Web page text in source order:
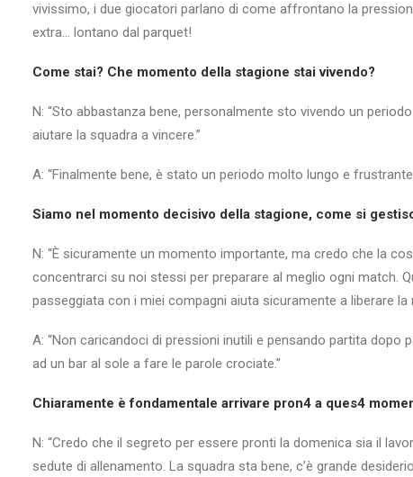
vivissimo, i due giocatori parlano di come affrontano la
extra… lontano dal parquet!
Come stai? Che momento della stagione stai vivendo?
N: “Sto abbastanza bene, personalmente sto vivendo un
aiutare la squadra a vincere.”
A: “Finalmente bene, è stato un periodo molto lungo e
Siamo nel momento decisivo della stagione, come si
N: “È sicuramente un momento importante, ma credo che la
concentrarci su noi stessi per preparare al meglio ogni match.
passeggiata con i miei compagni aiuta sicuramente a liberare la
A: “Non caricandoci di pressioni inutili e pensando partita
ad un bar al sole a fare le parole crociate.”
Chiaramente è fondamentale arrivare pron4 a ques4
N: “Credo che il segreto per essere pronti la domenica sia il
sedute di allenamento. La squadra sta bene, c’è grande